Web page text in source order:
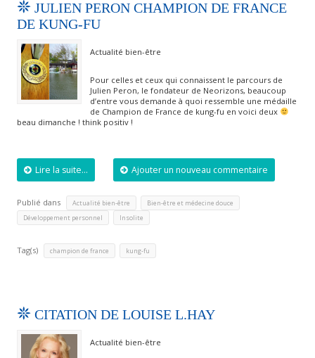
JULIEN PERON CHAMPION DE FRANCE
DE KUNG-FU
Actualité bien-être
Pour celles et ceux qui connaissent le parcours de
Julien Peron, le fondateur de Neorizons, beaucoup
d’entre vous demande à quoi ressemble une médaille
de Champion de France de kung-fu en voici deux
beau dimanche ! think positiv !
Lire la suite... Ajouter un nouveau commentaire
Publié dans Actualité bien-être Bien-être et médecine douce
Développement personnel Insolite
Tag(s) champion de france kung-fu
CITATION DE LOUISE L.HAY
Actualité bien-être